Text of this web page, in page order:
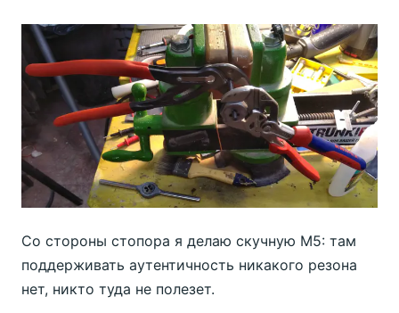
Со стороны стопора я делаю скучную М5: там
поддерживать аутентичность никакого резона
нет, никто туда не полезет.